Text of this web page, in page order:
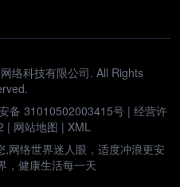
络科技有限公司. All Rights
备 31010502003415号 | 经营许
| 网站地图 | XML
网络世界迷人眼，适度冲浪更安
，健康生活每一天